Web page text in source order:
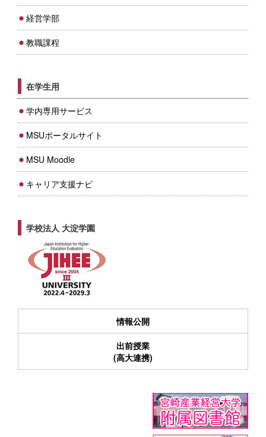
経営学部
教職課程
在学生用
学内専用サービス
MSUポータルサイト
MSU Moodle
キャリア支援ナビ
学校法人 大淀学園
情報公開
出前授業
(高大連携)